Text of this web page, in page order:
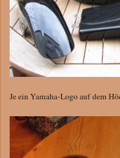
Je ein Yamaha-Logo auf dem